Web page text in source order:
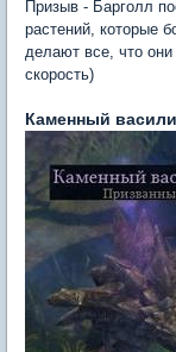
Призыв - Барголл
растений, которые
делают все, что
скорость)
Каменный